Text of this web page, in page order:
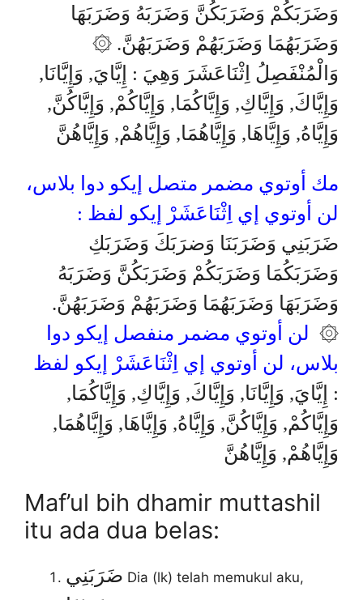
وَضَرَبَكُمْ وَضَرَبَكُنَّ وَضَرَبَهُ وَضَرَبَهَا
وَضَرَبَهُمَا وَضَرَبَهُمْ وَضَرَبَهُنَّ. ۞
وَالْمُنْفَصِلُ اِثْنَاعَشَرَ وَهِيَ : إِيَّايَ, وَإِيَّانَا,
وَإِيَّاكَ, وَإِيَّاكِ, وَإِيَّاكُمَا, وَإِيَّاكُمْ, وَإِيَّاكُنَّ,
وَإِيَّاهُ, وَإِيَّاهَا, وَإِيَّاهُمَا, وَإِيَّاهُمْ, وَإِيَّاهُنَّ
مك أوتوي مضمر متصل إيكو دوا بلاس،
لن أوتوي إي اِثْنَاعَشَرْ إيكو لفظ :
ضَرَبَنِي وَضَرَبَنَا وَضرَبَكَ وَضَرَبَكِ
وَضَرَبَكُمَا وَضَرَبَكُمْ وَضَرَبَكُنَّ وَضَرَبَهُ
وَضَرَبَهَا وَضَرَبَهُمَا وَضَرَبَهُمْ وَضَرَبَهُنَّ.
۞ لن أوتوي مضمر منفصل إيكو دوا
بلاس، لن أوتوي إي اِثْنَاعَشَرْ إيكو لفظ
: إِيَّايَ, وَإِيَّانَا, وَإِيَّاكَ, وَإِيَّاكِ, وَإِيَّاكُمَا,
وَإِيَّاكُمْ, وَإِيَّاكُنَّ, وَإِيَّاهُ, وَإِيَّاهَا, وَإِيَّاهُمَا,
وَإِيَّاهُمْ, وَإِيَّاهُنَّ
Maf’ul bih dhamir muttashil
itu ada dua belas:
ضَرَبَنِي Dia (lk) telah memukul aku,